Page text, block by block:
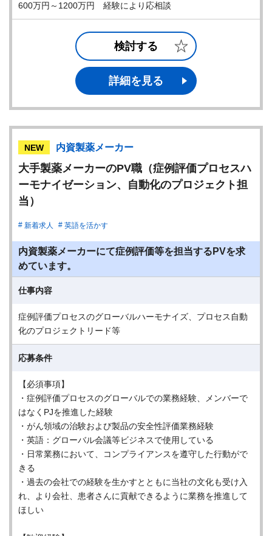
600万円～1200万円 経験により応相談
検討する
詳細を見る
NEW 内資製薬メーカー
大手製薬メーカーのPV職（症例評価プロセスハ
ーモナイゼーション、自動化のプロジェクト担
当）
新着求人 英語を活かす
内資製薬メーカーにて症例評価等を担当するPVを求
めています。
仕事内容
症例評価プロセスのグローバルハーモナイズ、プロセス自動
化のプロジェクトリード等
応募条件
【必須事項】
・症例評価プロセスのグローバルでの業務経験、メンバーで
はなくPJを推進した経験
・がん領域の治験および製品の安全性評価業務経験
・英語：グローバル会議等ビジネスで使用している
・日常業務において、コンプライアンスを遵守した行動がで
きる
・過去の会社での経験を生かすとともに当社の文化も受け入
れ、より会社、患者さんに貢献できるように業務を推進して
ほしい